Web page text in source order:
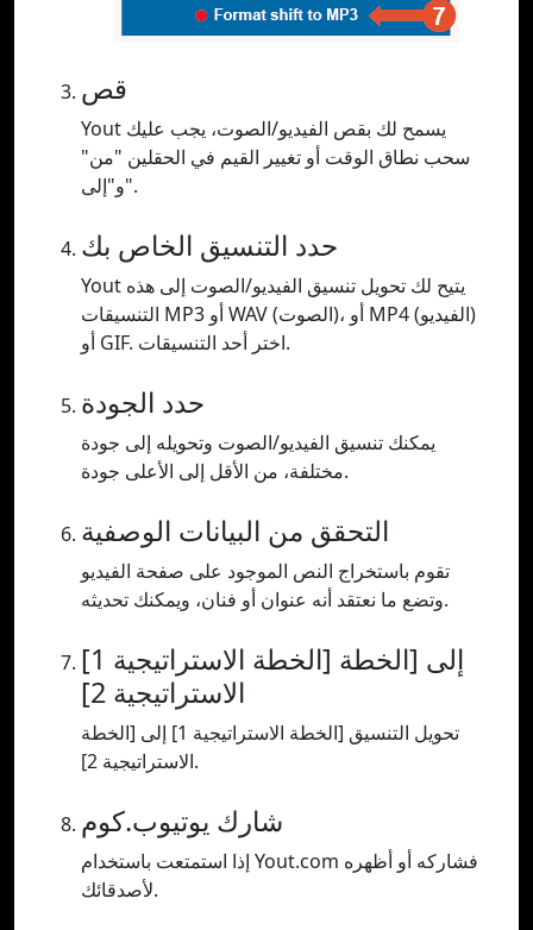
قص
Yout يسمح لك بقص الفيديو/الصوت، يجب عليك
سحب نطاق الوقت أو تغيير القيم في الحقلين "من"
و"إلى".
حدد التنسيق الخاص بك
Yout يتيح لك تحويل تنسيق الفيديو/الصوت إلى هذه
التنسيقات MP3 أو WAV (الصوت)، أو MP4 (الفيديو)
أو GIF. اختر أحد التنسيقات.
حدد الجودة
يمكنك تنسيق الفيديو/الصوت وتحويله إلى جودة
مختلفة، من الأقل إلى الأعلى جودة.
التحقق من البيانات الوصفية
تقوم باستخراج النص الموجود على صفحة الفيديو
وتضع ما نعتقد أنه عنوان أو فنان، ويمكنك تحديثه.
[الخطة الاستراتيجية 1] إلى [الخطة
الاستراتيجية 2]
تحويل التنسيق [الخطة الاستراتيجية 1] إلى [الخطة
الاستراتيجية 2].
شارك يوتيوب.كوم
إذا استمتعت باستخدام Yout.com فشاركه أو أظهره
لأصدقائك.